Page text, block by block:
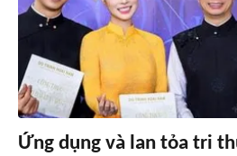
Ứng dụng và lan tỏa tri